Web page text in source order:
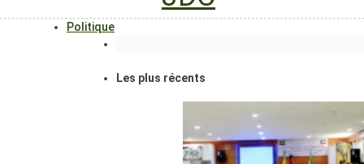
Politique
Les plus récents